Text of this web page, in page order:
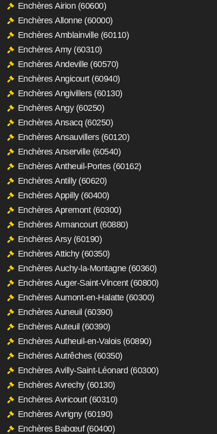
Enchères Airion (60600)
Enchères Allonne (60000)
Enchères Amblainville (60110)
Enchères Amy (60310)
Enchères Andeville (60570)
Enchères Angicourt (60940)
Enchères Angivillers (60130)
Enchères Angy (60250)
Enchères Ansacq (60250)
Enchères Ansauvillers (60120)
Enchères Anserville (60540)
Enchères Antheuil-Portes (60162)
Enchères Antilly (60620)
Enchères Appilly (60400)
Enchères Apremont (60300)
Enchères Armancourt (60880)
Enchères Arsy (60190)
Enchères Attichy (60350)
Enchères Auchy-la-Montagne (60360)
Enchères Auger-Saint-Vincent (60800)
Enchères Aumont-en-Halatte (60300)
Enchères Auneuil (60390)
Enchères Auteuil (60390)
Enchères Autheuil-en-Valois (60890)
Enchères Autrêches (60350)
Enchères Avilly-Saint-Léonard (60300)
Enchères Avrechy (60130)
Enchères Avricourt (60310)
Enchères Avrigny (60190)
Enchères Babœuf (60400)